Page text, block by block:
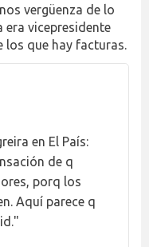
vergüenza de lo
era vicepresidente
los que hay facturas.
en El País:
de q
porq los
Aquí parece q